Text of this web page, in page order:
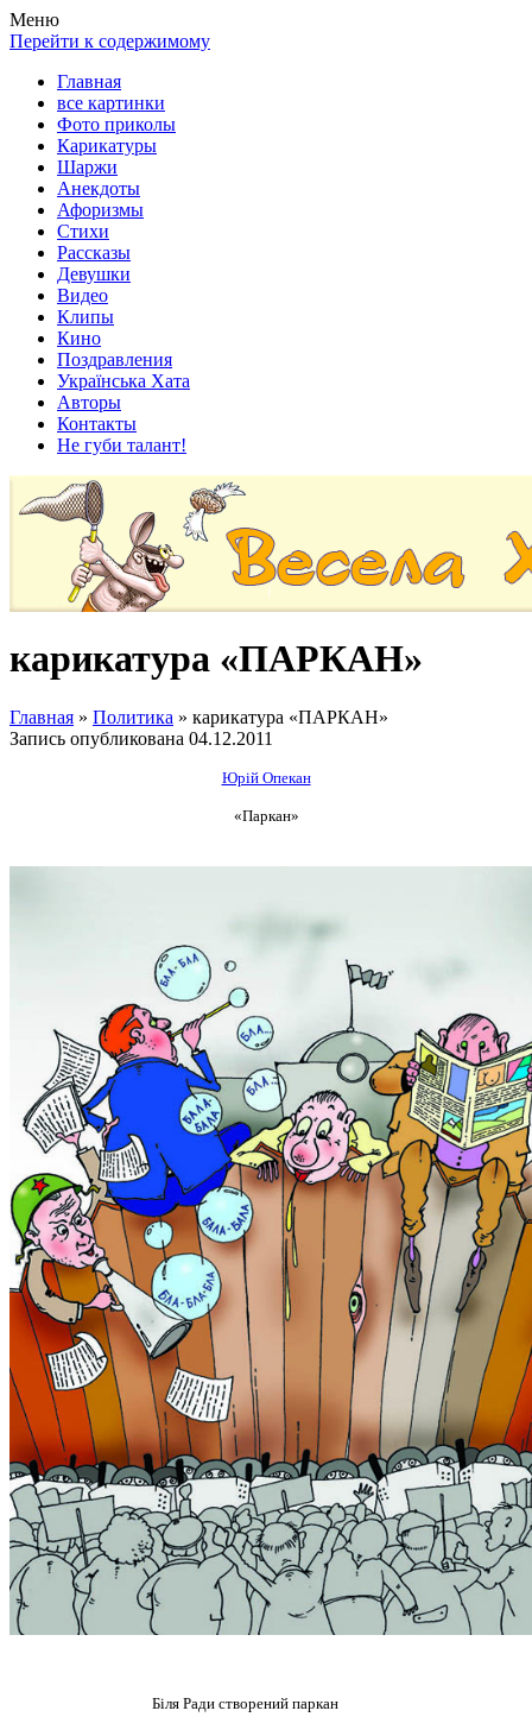
Весела хата — прикольные картинки, смешные истории,
клипы!
Покажем всем ваши фото приколы, карикатуры, шаржи, стихи,
рассказы, видео и песни!
Меню
Перейти к содержимому
Главная
все картинки
Фото приколы
Карикатуры
Шаржи
Анекдоты
Афоризмы
Стихи
Рассказы
Девушки
Видео
Клипы
Кино
Поздравления
Українська Хата
Авторы
Контакты
Не губи талант!
карикатура «ПАРКАН»
Главная » Политика » карикатура «ПАРКАН»
Запись опубликована 04.12.2011
Юрій Опекан
«Паркан»
Біля Ради створений паркан